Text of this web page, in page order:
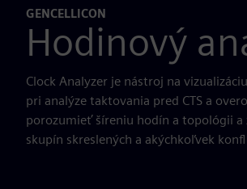
GENCELLICON
Hodinový
Clock Analyzer je nástroj na
pri analýze taktovania pred CTS a
porozumieť šíreniu hodín a topológii
skupín skreslených a akýchkoľvek